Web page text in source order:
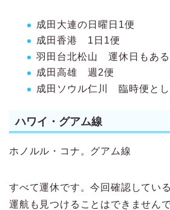
成田大連の日曜日1便
成田香港 1日1便
羽田台北松山 運休日もあ
成田高雄 週2便
成田ソウル仁川 臨時便と
ハワイ・グアム線
ホノルル・コナ。グアム線
すべて運休です。今回確認してい
運航も見つけることはできませんで